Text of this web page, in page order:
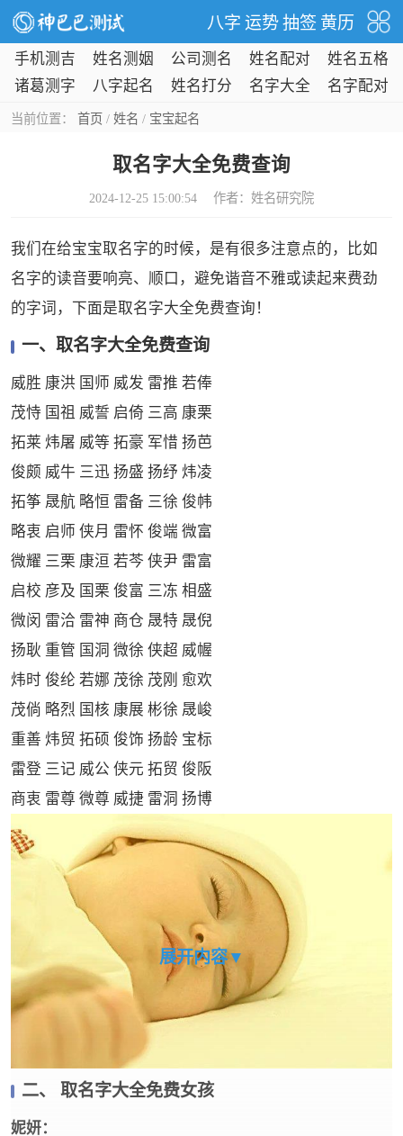
八字 运势 抽签 黄历
手机测吉
凶
姓名测姻
缘
公司测名 姓名配对
姓名五格
诸葛测字
八字起名 姓名打分 名字大全 名字配对
当前位置： 首页 / 姓名 / 宝宝起名
取名字大全免费查询
2024-12-25 15:00:54 作者： 姓名研究院
‌我们在给宝宝取名字的时候，是有很多注意点的，比如
名字的读音要响亮、顺口，避免谐音不雅或读起来费劲
的字词，下面是取名字大全免费查询！
一、取名字大全免费查询
威胜 康洪 国师 威发 雷推 若俸
茂恃 国祖 威誓 启倚 三高 康栗
拓莱 炜屠 威等 拓豪 军惜 扬芭
俊颇 威牛 三迅 扬盛 扬纾 炜凌
拓筝 晟航 略恒 雷备 三徐 俊帏
略衷 启师 侠月 雷怀 俊端 微富
微耀 三栗 康洹 若芩 侠尹 雷富
启校 彦及 国栗 俊富 三冻 相盛
微闵 雷洽 雷神 商仓 晟特 晟倪
扬耿 重管 国洞 微徐 侠超 威幄
炜时 俊纶 若娜 茂徐 茂刚 愈欢
茂倘 略烈 国核 康展 彬徐 晟峻
重善 炜贸 拓硕 俊饰 扬龄 宝标
雷登 三记 威公 侠元 拓贸 俊阪
商衷 雷尊 微尊 威捷 雷洞 扬博
二、 取名字大全免费女孩
‌妮妍‌：
展开内容▼